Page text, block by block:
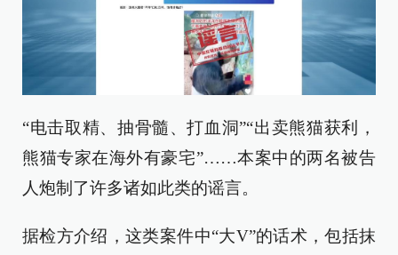
“电击取精、抽骨髓、打血洞”“出卖熊猫获利，
熊猫专家在海外有豪宅”……本案中的两名被告
人炮制了许多诸如此类的谣言。
据检方介绍，这类案件中“大V”的话术，包括抹